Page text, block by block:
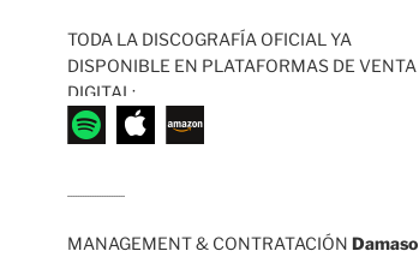
TODA LA DISCOGRAFÍA OFICIAL YA
DISPONIBLE EN PLATAFORMAS DE VENTA
DIGITAL:
MANAGEMENT & CONTRATACIÓN Damaso